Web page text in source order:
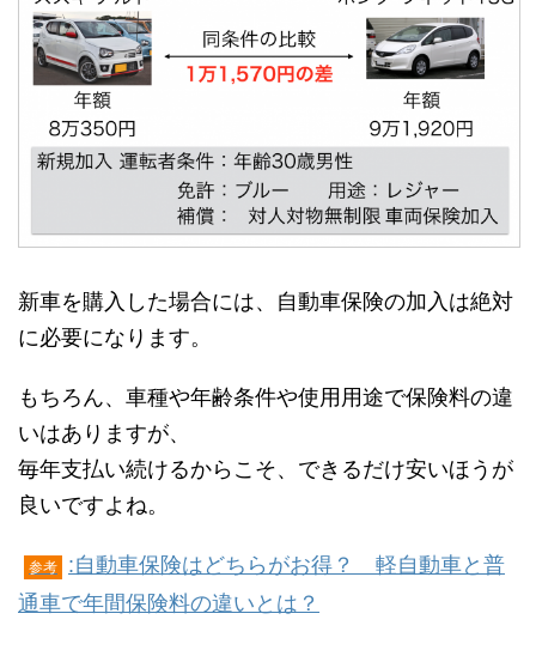
新車を購入した場合には、自動車保険の加入は絶対
に必要になります。
もちろん、車種や年齢条件や使用用途で保険料の違
いはありますが、
毎年支払い続けるからこそ、できるだけ安いほうが
良いですよね。
参考
:自動車保険はどちらがお得？ 軽自動車と普
通車で年間保険料の違いとは？